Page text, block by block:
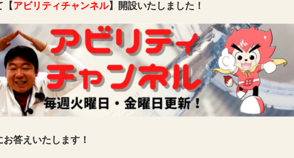
【アビリティチャンネル】開設いたしました！
答えいたします！